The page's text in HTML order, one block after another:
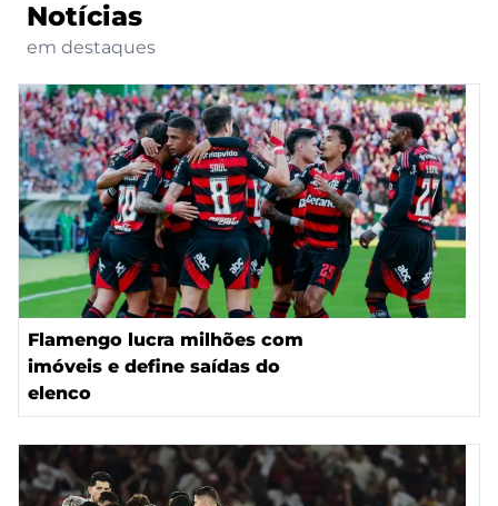
Notícias
em destaques
Flamengo lucra milhões com
imóveis e define saídas do
elenco